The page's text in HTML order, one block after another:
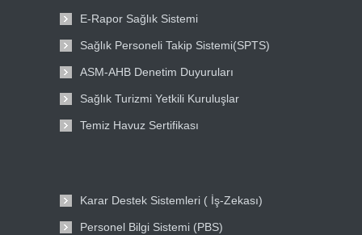
E-Rapor Sağlık Sistemi
Sağlık Personeli Takip Sistemi(SPTS)
ASM-AHB Denetim Duyuruları
Sağlık Turizmi Yetkili Kuruluşlar
Temiz Havuz Sertifikası
Karar Destek Sistemleri ( İş-Zekası)
Personel Bilgi Sistemi (PBS)